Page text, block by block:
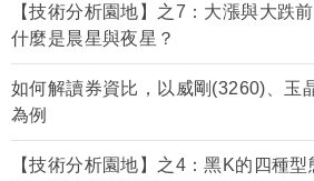
【技術分析園地】之7：大漲與大跌前
什麼是晨星與夜星？
如何解讀券資比，以威剛(3260)、玉
為例
【技術分析園地】之4：黑K的四種型